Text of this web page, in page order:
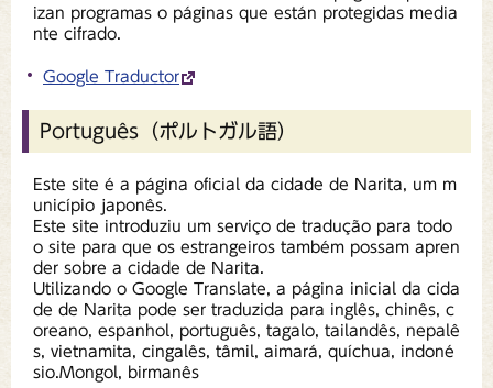
izan programas o páginas que están protegidas media
nte cifrado.
Google Traductor
Português（ポルトガル語）
Este site é a página oficial da cidade de Narita, um m
unicípio japonês.
Este site introduziu um serviço de tradução para todo
o site para que os estrangeiros também possam apren
der sobre a cidade de Narita.
Utilizando o Google Translate, a página inicial da cida
de de Narita pode ser traduzida para inglês, chinês, c
oreano, espanhol, português, tagalo, tailandês, nepalê
s, vietnamita, cingalês, tâmil, aimará, quíchua, indoné
sio.Mongol, birmanês